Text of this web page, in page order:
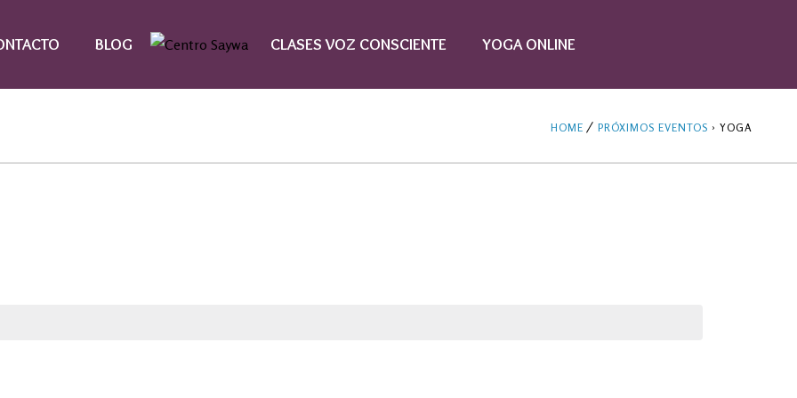
BLOG CLASES VOZ CONSCIENTE YOGA ONLINE
HOME PRÓXIMOS EVENTOS › YOGA